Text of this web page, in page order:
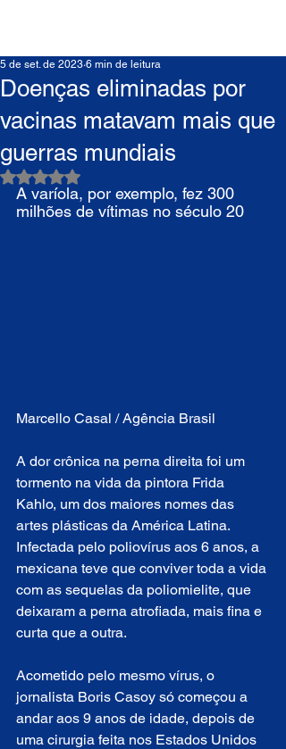
Doenças eliminadas por
vacinas matavam mais que
guerras mundiais
5 de set. de 2023 6 min de leitura
Avaliado com NaN de 5 estrelas.
A varíola, por exemplo, fez 300
milhões de vítimas no século 20
Marcello Casal / Agência Brasil
A dor crônica na perna direita foi um
tormento na vida da pintora Frida
Kahlo, um dos maiores nomes das
artes plásticas da América Latina.
Infectada pelo poliovírus aos 6 anos, a
mexicana teve que conviver toda a vida
com as sequelas da poliomielite, que
deixaram a perna atrofiada, mais fina e
curta que a outra.
Acometido pelo mesmo vírus, o
jornalista Boris Casoy só começou a
andar aos 9 anos de idade, depois de
uma cirurgia feita nos Estados Unidos